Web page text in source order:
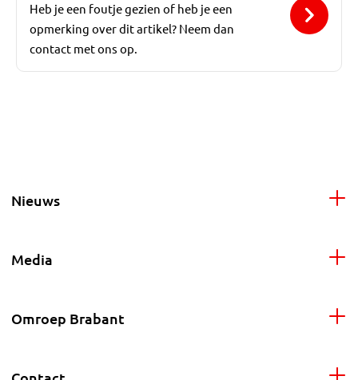
Heb je een foutje gezien of heb je een
opmerking over dit artikel? Neem dan
contact met ons op.
Nieuws
Media
Omroep Brabant